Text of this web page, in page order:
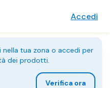
Accedi
nella tua zona o accedi per
dei prodotti.
Verifica ora